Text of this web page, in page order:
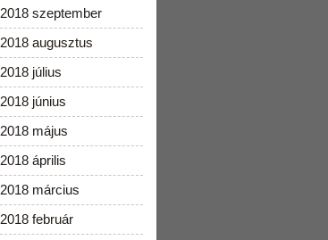
2018 szeptember
2018 augusztus
2018 július
2018 június
2018 május
2018 április
2018 március
2018 február